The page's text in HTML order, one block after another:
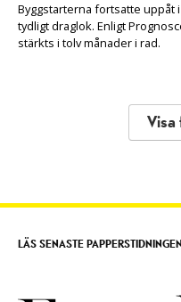
Byggstarterna fortsatte uppåt
tydligt draglok. Enligt
stärkts i tolv månader i rad.
Visa
LÄS SENASTE PAPPERSTIDNINGEN